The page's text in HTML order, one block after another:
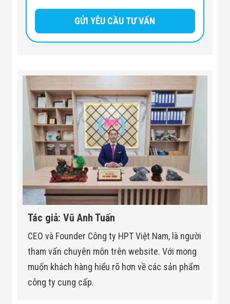
Tác giả: Vũ Anh Tuấn
CEO và Founder Công ty HPT Việt Nam, là người
tham vấn chuyên môn trên website. Với mong
muốn khách hàng hiểu rõ hơn về các sản phẩm
công ty cung cấp.